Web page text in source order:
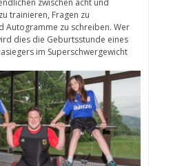
trainieren, Fragen zu
Autogramme zu schreiben. Wer
dies die Geburtsstunde eines
im Superschwergewicht